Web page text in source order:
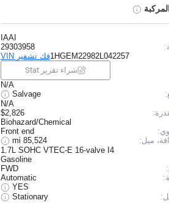
IAAI
29303958
1HGEM22982L042257فك تشفير VIN
شراء تقرير Stat
N/A
Salvage
N/A
$2,826
Biohazard/Chemical
Front end
ميل:
85,524 mi
1.7L SOHC VTEC-E 16-valve I4
Gasoline
FWD
Automatic
YES
Stationary